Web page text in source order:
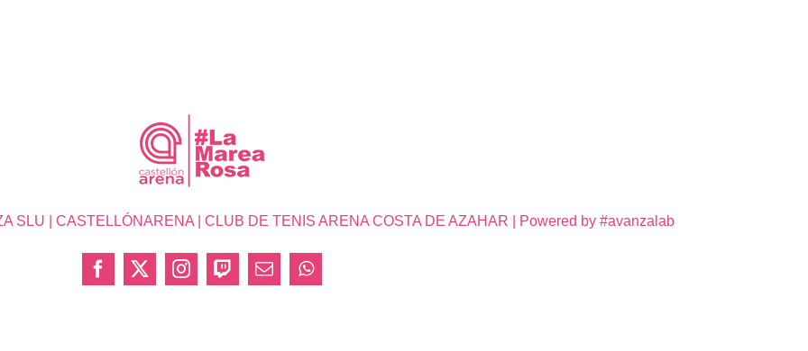
| CASTELLÓNARENA | CLUB DE TENIS ARENA COSTA DE AZAHAR | Powered by #avanzalab
Facebook
X InstagramTwitchCorreoWhatsApp